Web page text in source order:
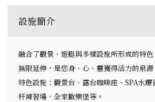
設施簡介
融合了觀景、遊艇與多樣設施所形成的特
無限延伸，是您身、心、靈獲得活力的泉源
特色設施：觀景台、露台咖啡座、SPA水
杆練習場、全家歡樂堡等。